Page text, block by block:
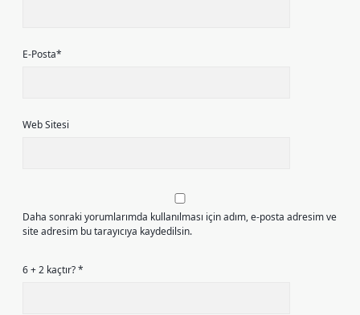
E-Posta*
Web Sitesi
Daha sonraki yorumlarımda kullanılması için adım, e-posta adresim ve
site adresim bu tarayıcıya kaydedilsin.
6 + 2 kaçtır?*